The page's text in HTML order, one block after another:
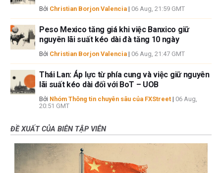
Bởi Christian Borjon Valencia | 06 Aug, 21:59 GMT
Peso Mexico tăng giá khi việc Banxico giữ
nguyên lãi suất kéo dài đà tăng 10 ngày
Bởi Christian Borjon Valencia | 06 Aug, 21:47 GMT
Thái Lan: Áp lực từ phía cung và việc giữ nguyên
lãi suất kéo dài đối với BoT – UOB
Bởi Nhóm Thông tin chuyên sâu của FXStreet | 06 Aug,
20:51 GMT
ĐỀ XUẤT CỦA BIÊN TẬP VIÊN